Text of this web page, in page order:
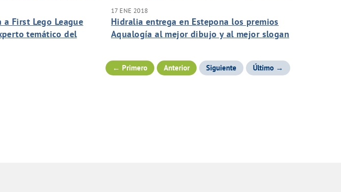
First Lego League
temático del
17 ENE 2018
Hidralia entrega en Estepona los premios
Aqualogía al mejor dibujo y al mejor slogan
← Primero Anterior Siguiente Último →